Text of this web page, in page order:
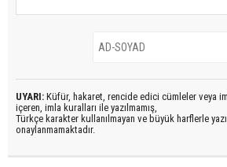
UYARI: Küfür, hakaret, rencide edici cümleler veya
içeren, imla kuralları ile yazılmamış,
Türkçe karakter kullanılmayan ve büyük harflerle
onaylanmamaktadır.